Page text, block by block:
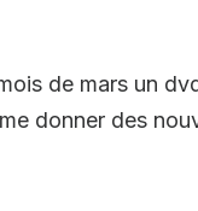
de mars un
donner des